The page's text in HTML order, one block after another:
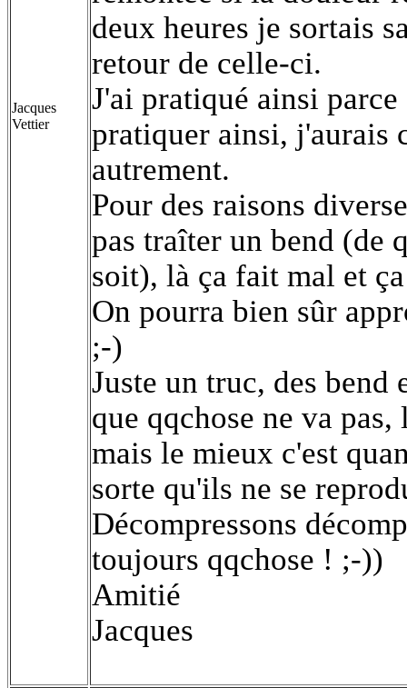
Jacques
Vettier
deux heures je sortais
retour de celle-ci.
J'ai pratiqué ainsi
pratiquer ainsi, j'aurais
autrement.
Pour des raisons
pas traîter un bend (de
soit), là ça fait mal et
On pourra bien sûr
;-)
Juste un truc, des bend
que qqchose ne va
mais le mieux c'est
sorte qu'ils ne se
Décompressons
toujours qqchose ! ;-))
Amitié
Jacques